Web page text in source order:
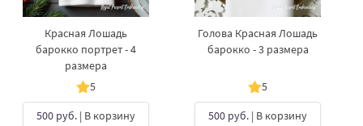
Красная Лошадь
барокко портрет - 4
размера
5
500 руб. | В корзину
Голова Красная Лошадь
барокко - 3 размера
5
500 руб. | В корзину